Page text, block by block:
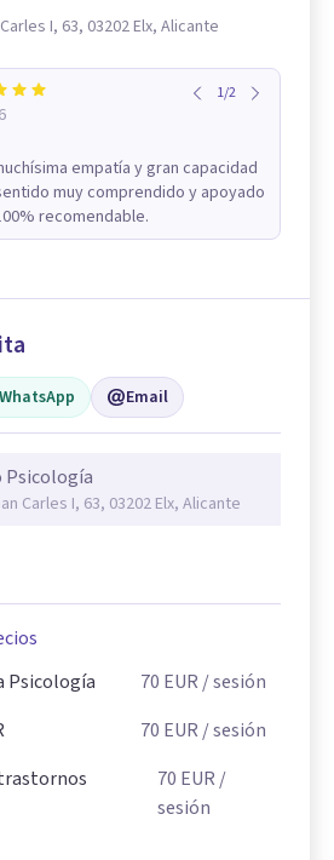
I, 63, 03202 Elx, Alicante
1/2
empatía y gran capacidad
muy comprendido y apoyado
recomendable.
WhatsApp Email
Psicología
Carles I, 63, 03202 Elx, Alicante
Psicología
70 EUR / sesión
70 EUR / sesión
70 EUR /
sesión